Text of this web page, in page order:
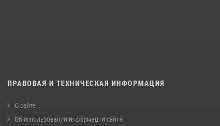
ПРАВОВАЯ И ТЕХНИЧЕСКАЯ ИНФОРМАЦИЯ
О сайте
Об использовании информации сайта